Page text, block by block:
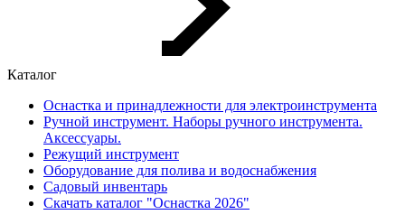
Каталог
Оснастка и принадлежности для электроинструмента
Ручной инструмент. Наборы ручного инструмента.
Аксессуары.
Режущий инструмент
Оборудование для полива и водоснабжения
Садовый инвентарь
Скачать каталог "Оснастка 2026"